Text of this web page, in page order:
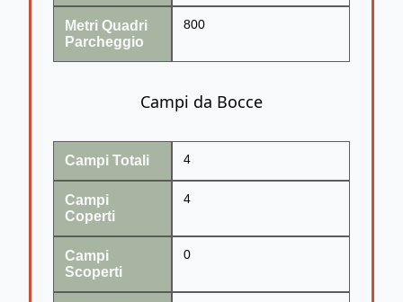
Metri Quadri
Parcheggio
800
Campi da Bocce
Campi Totali 4
Campi
Coperti
4
Campi
Scoperti
0